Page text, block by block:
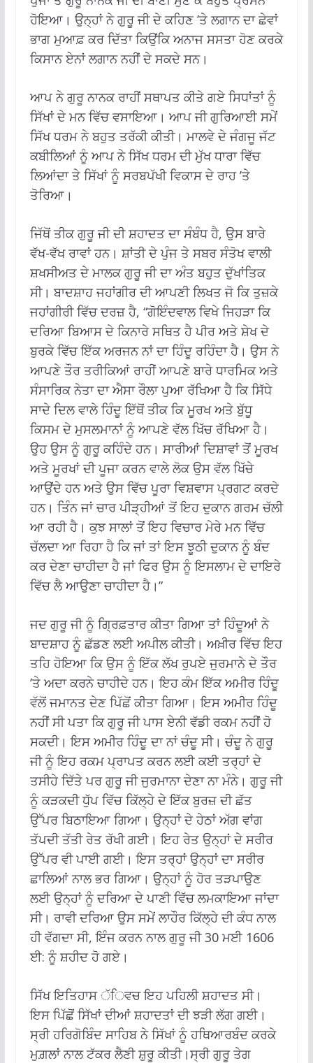
ਹੋਇਆ। ਉਨ੍ਹਾਂ ਨੇ ਗੁਰੂ ਜੀ ਦੇ ਕਹਿਣ ’ਤੇ ਲਗਾਨ ਦਾ ਛੇਵਾਂ
ਭਾਗ ਮੁਆਫ਼ ਕਰ ਦਿੱਤਾ ਕਿਉਂਕਿ ਅਨਾਜ ਸਸਤਾ ਹੋਣ ਕਰਕੇ
ਕਿਸਾਨ ਏਨਾਂ ਲਗਾਨ ਨਹੀਂ ਦੇ ਸਕਦੇ ਸਨ।
ਆਪ ਨੇ ਗੁਰੂ ਨਾਨਕ ਰਾਹੀਂ ਸਥਾਪਤ ਕੀਤੇ ਗਏ ਸਿਧਾਂਤਾਂ ਨੂੰ
ਸਿੱਖਾਂ ਦੇ ਮਨ ਵਿੱਚ ਵਸਾਇਆ। ਆਪ ਜੀ ਗੁਰਿਆਈ ਸਮੇਂ
ਸਿੱਖ ਧਰਮ ਨੇ ਬਹੁਤ ਤਰੱਕੀ ਕੀਤੀ। ਮਾਲਵੇ ਦੇ ਜੰਗਜੂ ਜੱਟ
ਕਬੀਲਿਆਂ ਨੂੰ ਆਪ ਨੇ ਸਿੱਖ ਧਰਮ ਦੀ ਮੁੱਖ ਧਾਰਾ ਵਿੱਚ
ਲਿਆਂਦਾ ਤੇ ਸਿੱਖਾਂ ਨੂੰ ਸਰਬਪੱਖੀ ਵਿਕਾਸ ਦੇ ਰਾਹ ’ਤੇ
ਤੋਰਿਆ।
ਜਿੱਥੋਂ ਤੀਕ ਗੁਰੂ ਜੀ ਦੀ ਸ਼ਹਾਦਤ ਦਾ ਸੰਬੰਧ ਹੈ, ਉਸ ਬਾਰੇ
ਵੱਖ-ਵੱਖ ਰਾਵਾਂ ਹਨ। ਸ਼ਾਂਤੀ ਦੇ ਪੁੰਜ ਤੇ ਸਬਰ ਸੰਤੋਖ ਵਾਲੀ
ਸ਼ਖਸੀਅਤ ਦੇ ਮਾਲਕ ਗੁਰੂ ਜੀ ਦਾ ਅੰਤ ਬਹੁਤ ਦੁੱਖਾਂਤਿਕ
ਸੀ। ਬਾਦਸ਼ਾਹ ਜਹਾਂਗੀਰ ਦੀ ਆਪਣੀ ਲਿਖਤ ਜੋ ਕਿ ਤੁਜ਼ਕੇ
ਜਹਾਂਗੀਰੀ ਵਿੱਚ ਦਰਜ਼ ਹੈ, “ਗੋਇੰਦਵਾਲ ਵਿਖੇ ਜਿਹੜਾ ਕਿ
ਦਰਿਆ ਬਿਆਸ ਦੇ ਕਿਨਾਰੇ ਸਥਿਤ ਹੈ ਪੀਰ ਅਤੇ ਸ਼ੇਖ ਦੇ
ਬੁਰਕੇ ਵਿੱਚ ਇੱਕ ਅਰਜਨ ਨਾਂ ਦਾ ਹਿੰਦੂ ਰਹਿੰਦਾ ਹੈ। ਉਸ ਨੇ
ਆਪਣੇ ਤੌਰ ਤਰੀਕਿਆਂ ਰਾਹੀਂ ਆਪਣੇ ਬਾਰੇ ਧਾਰਮਿਕ ਅਤੇ
ਸੰਸਾਰਿਕ ਨੇਤਾ ਦਾ ਐਸਾ ਰੌਲਾ ਪੁਆ ਰੱਖਿਆ ਹੈ ਕਿ ਸਿੱਧੇ
ਸਾਦੇ ਦਿਲ ਵਾਲੇ ਹਿੰਦੂ ਇੱਥੋਂ ਤੀਕ ਕਿ ਮੂਰਖ ਅਤੇ ਬੁੱਧੂ
ਕਿਸਮ ਦੇ ਮੁਸਲਮਾਨਾਂ ਨੂੰ ਆਪਣੇ ਵੱਲ ਖਿੱਚ ਰੱਖਿਆ ਹੈ।
ਉਹ ਉਸ ਨੂੰ ਗੁਰੂ ਕਹਿੰਦੇ ਹਨ। ਸਾਰੀਆਂ ਦਿਸ਼ਾਵਾਂ ਤੋਂ ਮੂਰਖ
ਅਤੇ ਮੂਰਖਾਂ ਦੀ ਪੂਜਾ ਕਰਨ ਵਾਲੇ ਲੋਕ ਉਸ ਵੱਲ ਖਿੱਚੇ
ਆਉਂਦੇ ਹਨ ਅਤੇ ਉਸ ਵਿੱਚ ਪੂਰਾ ਵਿਸ਼ਵਾਸ ਪ੍ਰਗਟ ਕਰਦੇ
ਹਨ। ਤਿੰਨ ਜਾਂ ਚਾਰ ਪੀੜ੍ਹੀਆਂ ਤੋਂ ਇਹ ਦੁਕਾਨ ਗਰਮ ਚੱਲੀ
ਆ ਰਹੀ ਹੈ। ਕੁਝ ਸਾਲਾਂ ਤੋਂ ਇਹ ਵਿਚਾਰ ਮੇਰੇ ਮਨ ਵਿੱਚ
ਚੱਲਦਾ ਆ ਰਿਹਾ ਹੈ ਕਿ ਜਾਂ ਤਾਂ ਇਸ ਝੂਠੀ ਦੁਕਾਨ ਨੂੰ ਬੰਦ
ਕਰ ਦੇਣਾ ਚਾਹੀਦਾ ਹੈ ਜਾਂ ਫਿਰ ਉਸ ਨੂੰ ਇਸਲਾਮ ਦੇ ਦਾਇਰੇ
ਵਿੱਚ ਲੈ ਆਉਣਾ ਚਾਹੀਦਾ ਹੈ।”
ਜਦ ਗੁਰੂ ਜੀ ਨੂੰ ਗ੍ਰਿਫ਼ਤਾਰ ਕੀਤਾ ਗਿਆ ਤਾਂ ਹਿੰਦੂਆਂ ਨੇ
ਬਾਦਸ਼ਾਹ ਨੂੰ ਛੱਡਣ ਲਈ ਅਪੀਲ ਕੀਤੀ। ਅਖ਼ੀਰ ਵਿੱਚ ਇਹ
ਤਹਿ ਹੋਇਆ ਕਿ ਉਸ ਨੂੰ ਇੱਕ ਲੱਖ ਰੁਪਏ ਜੁਰਮਾਨੇ ਦੇ ਤੌਰ
’ਤੇ ਅਦਾ ਕਰਨੇ ਚਾਹੀਦੇ ਹਨ। ਇਹ ਕੰਮ ਇੱਕ ਅਮੀਰ ਹਿੰਦੂ
ਵੱਲੋਂ ਜਮਾਨਤ ਦੇਣ ਪਿੱਛੋਂ ਕੀਤਾ ਗਿਆ। ਇਸ ਅਮੀਰ ਹਿੰਦੂ
ਨਹੀਂ ਸੀ ਪਤਾ ਕਿ ਗੁਰੂ ਜੀ ਪਾਸ ਏਨੀ ਵੱਡੀ ਰਕਮ ਨਹੀਂ ਹੋ
ਸਕਦੀ। ਇਸ ਅਮੀਰ ਹਿੰਦੂ ਦਾ ਨਾਂ ਚੰਦੂ ਸੀ। ਚੰਦੂ ਨੇ ਗੁਰੂ
ਜੀ ਨੂੰ ਇਹ ਰਕਮ ਪ੍ਰਾਪਤ ਕਰਨ ਲਈ ਕਈ ਤਰ੍ਹਾਂ ਦੇ
ਤਸੀਹੇ ਦਿੱਤੇ ਪਰ ਗੁਰੂ ਜੀ ਜੁਰਮਾਨਾ ਦੇਣਾ ਨਾ ਮੰਨੇ। ਗੁਰੂ ਜੀ
ਨੂੰ ਕੜਕਦੀ ਧੁੱਪ ਵਿੱਚ ਕਿੱਲ੍ਹੇ ਦੇ ਇੱਕ ਬੁਰਜ਼ ਦੀ ਛੱਤ
ਉੱਪਰ ਬਿਠਾਇਆ ਗਿਆ। ਉਨ੍ਹਾਂ ਦੇ ਹੇਠਾਂ ਅੱਗ ਵਾਂਗ
ਤੱਪਦੀ ਤੱਤੀ ਰੇਤ ਰੱਖੀ ਗਈ। ਇਹ ਰੇਤ ਉਨ੍ਹਾਂ ਦੇ ਸਰੀਰ
ਉੱਪਰ ਵੀ ਪਾਈ ਗਈ। ਇਸ ਤਰ੍ਹਾਂ ਉਨ੍ਹਾਂ ਦਾ ਸਰੀਰ
ਛਾਲਿਆਂ ਨਾਲ ਭਰ ਗਿਆ। ਉਨ੍ਹਾਂ ਨੂੰ ਹੋਰ ਤੜਪਾਉਣ
ਲਈ ਉਨ੍ਹਾਂ ਨੂੰ ਦਰਿਆ ਦੇ ਪਾਣੀ ਵਿੱਚ ਲਮਕਾਇਆ ਜਾਂਦਾ
ਸੀ। ਰਾਵੀ ਦਰਿਆ ਉਸ ਸਮੇਂ ਲਾਹੌਰ ਕਿੱਲ੍ਹੇ ਦੀ ਕੰਧ ਨਾਲ
ਹੀ ਵੱਗਦਾ ਸੀ, ਇੰਜ ਕਰਨ ਨਾਲ ਗੁਰੂ ਜੀ 30 ਮਈ 1606
ਈ: ਨੂੰ ਸ਼ਹੀਦ ਹੋ ਗਏ।
ਸਿੱਖ ਇਤਿਹਾਸ ੱਿਵਚ ਇਹ ਪਹਿਲੀ ਸ਼ਹਾਦਤ ਸੀ।
ਇਸ ਪਿੱਛੋਂ ਸਿੱਖਾਂ ਦੀਆਂ ਸ਼ਹਾਦਤਾਂ ਦੀ ਝੜੀ ਲੱਗ ਗਈ।
ਸ੍ਰੀ ਹਰਿਗੋਬਿੰਦ ਸਾਹਿਬ ਨੇ ਸਿੱਖਾਂ ਨੂੰ ਹਥਿਆਰਬੰਦ ਕਰਕੇ
ਮੁਗ਼ਲਾਂ ਨਾਲ ਟੱਕਰ ਲੈਣੀ ਸ਼ੁਰੂ ਕੀਤੀ।ਸ੍ਰੀ ਗੁਰੂ ਤੇਗ